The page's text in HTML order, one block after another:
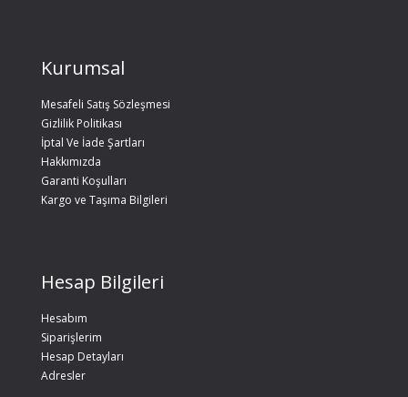
Kurumsal
Mesafeli Satış Sözleşmesi
Gizlilik Politikası
İptal Ve İade Şartları
Hakkımızda
Garanti Koşulları
Kargo ve Taşıma Bilgileri
Hesap Bilgileri
Hesabım
Siparişlerim
Hesap Detayları
Adresler